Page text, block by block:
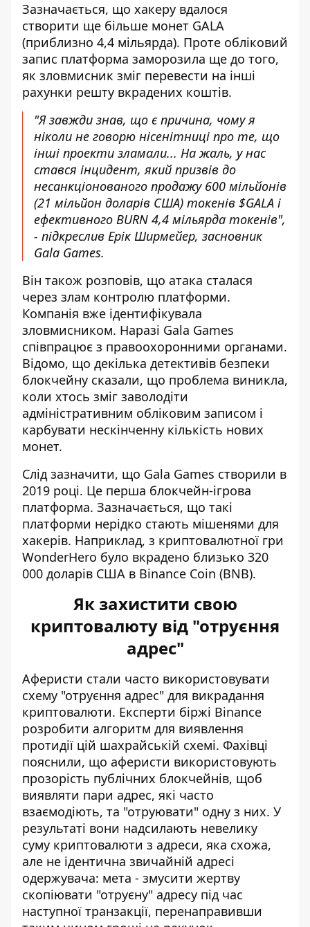
Зазначається, що хакеру вдалося
створити ще більше монет GALA
(приблизно 4,4 мільярда). Проте обліковий
запис платформа заморозила ще до того,
як зловмисник зміг перевести на інші
рахунки решту вкрадених коштів.
"Я завжди знав, що є причина, чому я
ніколи не говорю нісенітниці про те, що
інші проекти зламали... На жаль, у нас
стався інцидент, який призвів до
несанкціонованого продажу 600 мільйонів
(21 мільйон доларів США) токенів $GALA і
ефективного BURN 4,4 мільярда токенів",
- підкреслив Ерік Ширмейер, засновник
Gala Games.
Він також розповів, що атака сталася
через злам контролю платформи.
Компанія вже ідентифікувала
зловмисником. Наразі Gala Games
співпрацює з правоохоронними органами.
Відомо, що декілька детективів безпеки
блокчейну сказали, що проблема виникла,
коли хтось зміг заволодіти
адміністративним обліковим записом і
карбувати нескінченну кількість нових
монет.
Слід зазначити, що Gala Games створили в
2019 році. Це перша блокчейн-ігрова
платформа. Зазначається, що такі
платформи нерідко стають мішенями для
хакерів. Наприклад, з криптовалютної гри
WonderHero було вкрадено близько 320
000 доларів США в Binance Coin (BNB).
Як захистити свою
криптовалюту від "отруєння
адрес"
Аферисти стали часто використовувати
схему "отруєння адрес" для викрадання
криптовалюти. Експерти біржі Binance
розробити алгоритм для виявлення
протидії цій шахрайській схемі. Фахівці
пояснили, що аферисти використовують
прозорість публічних блокчейнів, щоб
виявляти пари адрес, які часто
взаємодіють, та "отруювати" одну з них. У
результаті вони надсилають невелику
суму криптовалюти з адреси, яка схожа,
але не ідентична звичайній адресі
одержувача: мета - змусити жертву
скопіювати "отруєну" адресу під час
наступної транзакції, перенаправивши